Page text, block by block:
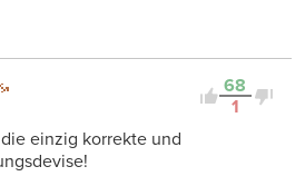
68
1
einzig korrekte und